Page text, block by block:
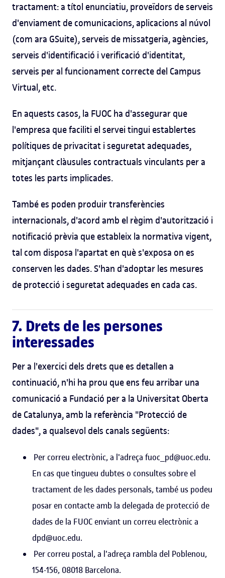
tractament: a títol enunciatiu, proveïdors de serveis
d'enviament de comunicacions, aplicacions al núvol
(com ara GSuite), serveis de missatgeria, agències,
serveis d'identificació i verificació d'identitat,
serveis per al funcionament correcte del Campus
Virtual, etc.
En aquests casos, la FUOC ha d'assegurar que
l'empresa que faciliti el servei tingui establertes
polítiques de privacitat i seguretat adequades,
mitjançant clàusules contractuals vinculants per a
totes les parts implicades.
També es poden produir transferències
internacionals, d'acord amb el règim d'autorització i
notificació prèvia que estableix la normativa vigent,
tal com disposa l'apartat en què s'exposa on es
conserven les dades. S'han d'adoptar les mesures
de protecció i seguretat adequades en cada cas.
7. Drets de les persones
interessades
Per a l'exercici dels drets que es detallen a
continuació, n'hi ha prou que ens feu arribar una
comunicació a Fundació per a la Universitat Oberta
de Catalunya, amb la referència "Protecció de
dades", a qualsevol dels canals següents:
Per correu electrònic, a l'adreça fuoc_pd@uoc.edu.
En cas que tingueu dubtes o consultes sobre el
tractament de les dades personals, també us podeu
posar en contacte amb la delegada de protecció de
dades de la FUOC enviant un correu electrònic a
dpd@uoc.edu.
Per correu postal, a l'adreça rambla del Poblenou,
154-156, 08018 Barcelona.